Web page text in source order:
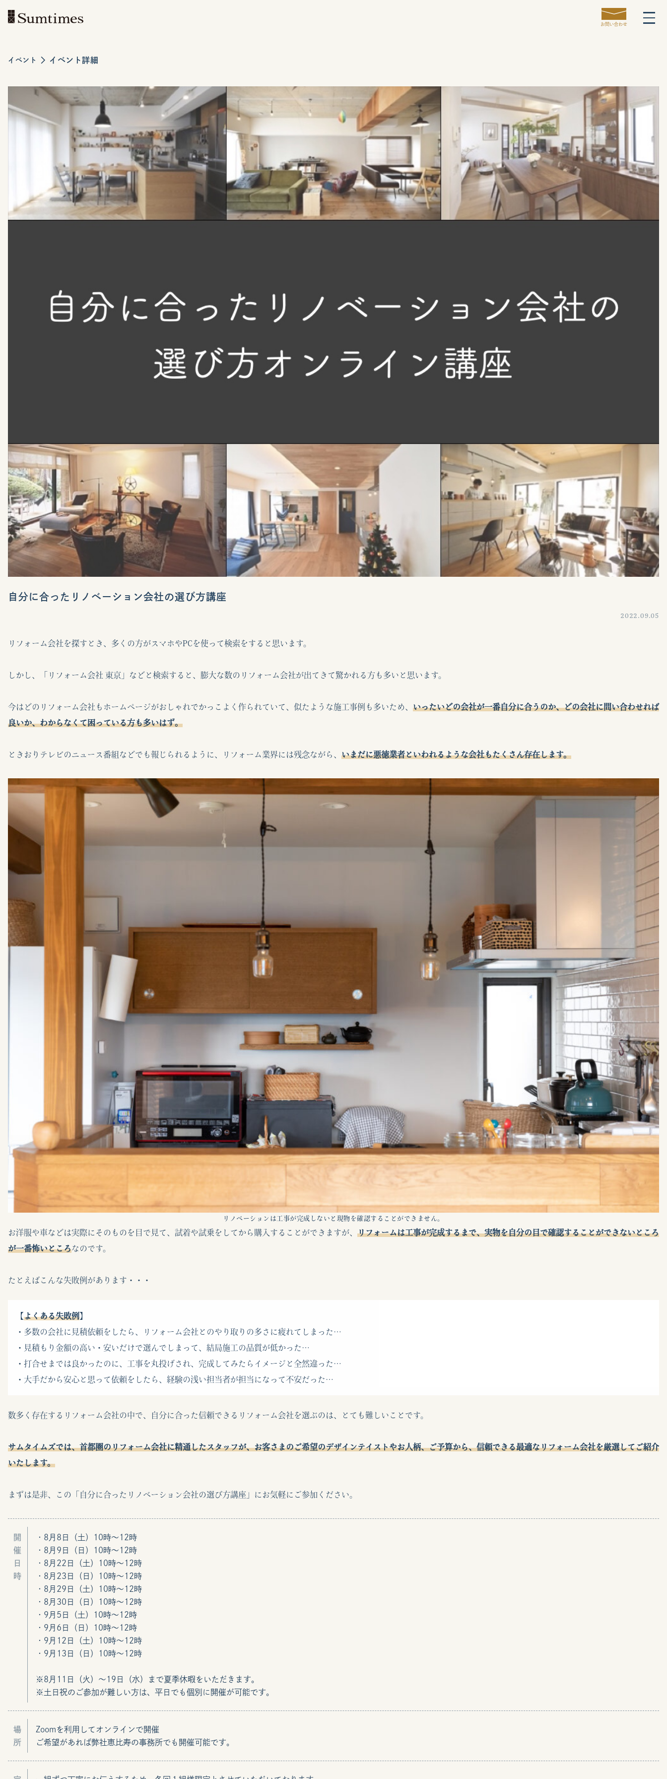
お問い合わせ
イベント イベント詳細
自分に合ったリノベーション会社の選び方講座
2022.09.05
リフォーム会社を探すとき、多くの方がスマホやPCを使って検索をすると思います。
しかし、「リフォーム会社 東京」などと検索すると、膨大な数のリフォーム会社が出てきて驚かれる方も多いと思います。
今はどのリフォーム会社もホームページがおしゃれでかっこよく作られていて、似たような施工事例も多いため、 いったいどの会社が一番自分に合うのか、どの会社に問い合わせれば
良いか、わからなくて困っている方も多いはず。
ときおりテレビのニュース番組などでも報じられるように、リフォーム業界には残念ながら、 いまだに悪徳業者といわれるような会社もたくさん存在します。
リノベーションは工事が完成しないと現物を確認することができません。
お洋服や車などは実際にそのものを目で見て、試着や試乗をしてから購入することができますが、 リフォームは工事が完成するまで、実物を自分の目で確認することができないところ
が一番怖いところなのです。
たとえばこんな失敗例があります・・・
【よくある失敗例】
・多数の会社に見積依頼をしたら、リフォーム会社とのやり取りの多さに疲れてしまった…
・見積もり金額の高い・安いだけで選んでしまって、結局施工の品質が低かった…
・打合せまでは良かったのに、工事を丸投げされ、完成してみたらイメージと全然違った…
・大手だから安心と思って依頼をしたら、経験の浅い担当者が担当になって不安だった…
数多く存在するリフォーム会社の中で、自分に合った信頼できるリフォーム会社を選ぶのは、とても難しいことです。
サムタイムズでは、首都圏のリフォーム会社に精通したスタッフが、お客さまのご希望のデザインテイストやお人柄、ご予算から、信頼できる最適なリフォーム会社を厳選してご紹介
いたします。
まずは是非、この「自分に合ったリノベーション会社の選び方講座」にお気軽にご参加ください。
開
催
日
時
・8月8日（土）10時〜12時
・8月9日（日）10時〜12時
・8月22日（土）10時〜12時
・8月23日（日）10時〜12時
・8月29日（土）10時〜12時
・8月30日（日）10時〜12時
・9月5日（土）10時〜12時
・9月6日（日）10時〜12時
・9月12日（土）10時〜12時
・9月13日（日）10時〜12時
※8月11日（火）〜19日（水）まで夏季休暇をいただきます。
※土日祝のご参加が難しい方は、平日でも個別に開催が可能です。
場
所
Zoomを利用してオンラインで開催
ご希望があれば弊社恵比寿の事務所でも開催可能です。